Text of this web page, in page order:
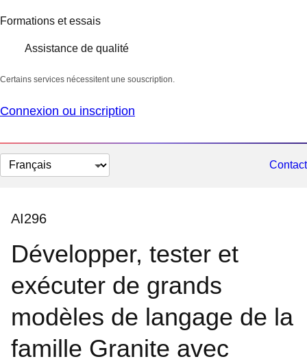
Formations et essais
Assistance de qualité
Certains services nécessitent une souscription.
Connexion ou inscription
Changer
la
Contact
AI296
Développer, tester et
exécuter de grands
modèles de langage de la
famille Granite avec